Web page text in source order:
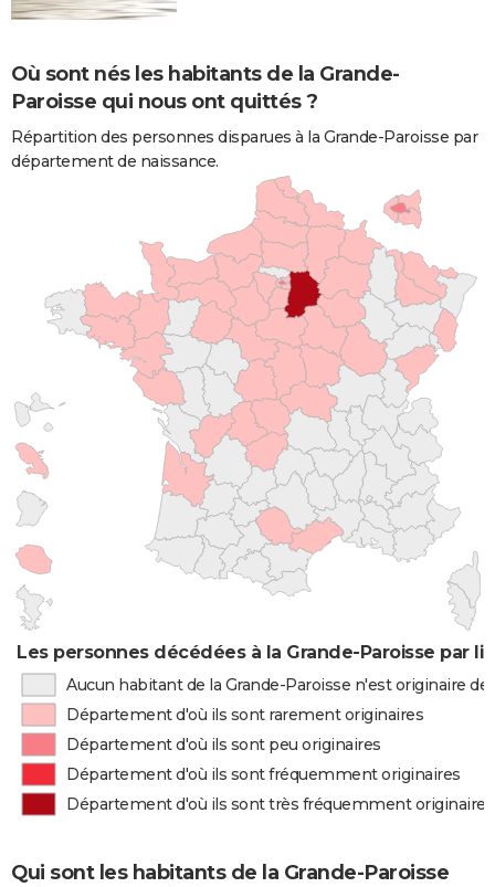
Où sont nés les habitants de la Grande-
Paroisse qui nous ont quittés ?
Répartition des personnes disparues à la Grande-Paroisse par
département de naissance.
Les personnes décédées à la Grande-Paroisse par
Aucun habitant de la Grande-Paroisse n'est originaire
Département d'où ils sont rarement originaires
Département d'où ils sont peu originaires
Département d'où ils sont fréquemment originaires
Département d'où ils sont très fréquemment originaires
Qui sont les habitants de la Grande-Paroisse